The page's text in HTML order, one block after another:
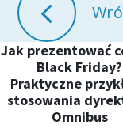
Jak prezentować
Black Friday?
Praktyczne
stosowania
Omnibus